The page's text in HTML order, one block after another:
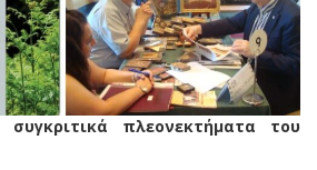
συγκριτικά πλεονεκτήματα του